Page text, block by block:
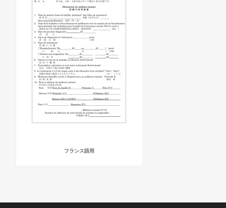
フランス語用